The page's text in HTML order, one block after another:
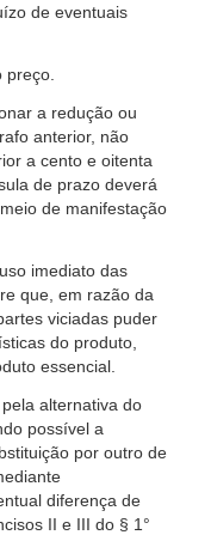
de eventuais
a redução ou
anterior, não
a cento e oitenta
de prazo deverá
de manifestação
imediato das
que, em razão da
viciadas puder
do produto,
essencial.
alternativa do
possível a
por outro de
diferença de
II e III do § 1°